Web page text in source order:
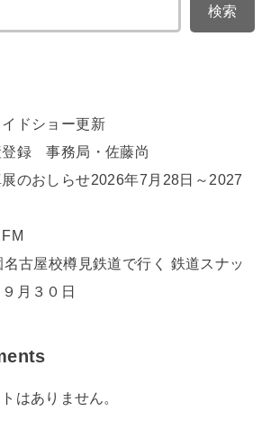
検索
ドショー更新
登録 事務局・佐藤尚
のおしらせ2026年7月28日～2027
古屋校樽見鉄道で行く 鉄道スナッ
月３０日
はありません。